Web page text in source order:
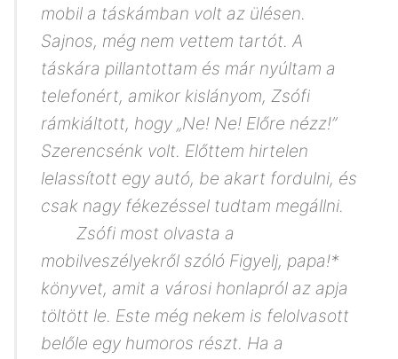
mobil a táskámban volt az ülésen.
Sajnos, még nem vettem tartót. A
táskára pillantottam és már nyúltam a
telefonért, amikor kislányom, Zsófi
rámkiáltott, hogy „Ne! Ne! Előre nézz!”
Szerencsénk volt. Előttem hirtelen
lelassított egy autó, be akart fordulni, és
csak nagy fékezéssel tudtam megállni.
Zsófi most olvasta a
mobilveszélyekről szóló Figyelj, papa!*
könyvet, amit a városi honlapról az apja
töltött le. Este még nekem is felolvasott
belőle egy humoros részt. Ha a